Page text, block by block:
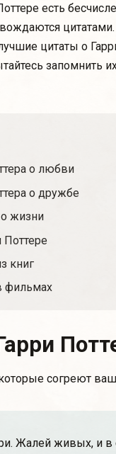
есть
цитаты о
запомнить
о любви
о дружбе
о жизни
книг
фильмах
согреют
Жалей живых, и в